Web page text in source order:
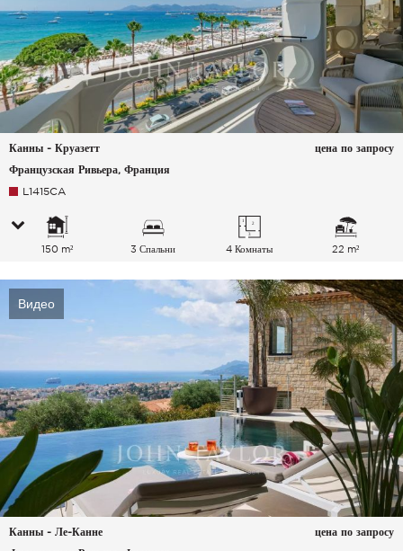
Канны - Круазетт
Французская Ривьера, Франция
цена по запросу
L1415CA
150 m² 3 Спальни 4 Комнаты 22 m²
Видео
Канны - Ле-Канне
цена по запросу